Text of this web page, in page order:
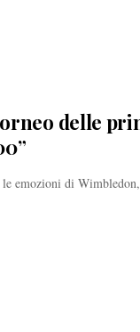
delle
emozioni di